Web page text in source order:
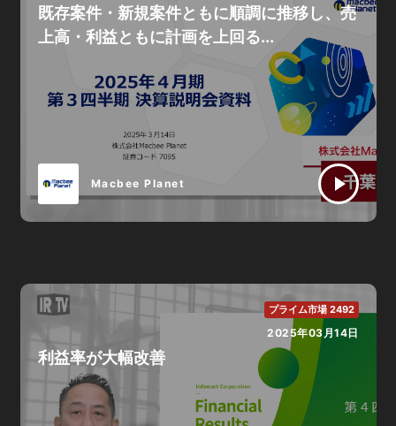
Macbee Planet
既存案件・新規案件ともに順調に推移し、売
上高・利益ともに計画を上回る...
プライム市場 2492
2025年03月14日
利益率が大幅改善